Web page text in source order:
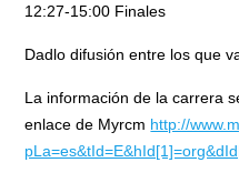
12:27-15:00 Finales
Dadlo difusión entre los que
La información de la carrera
enlace de Myrcm http://